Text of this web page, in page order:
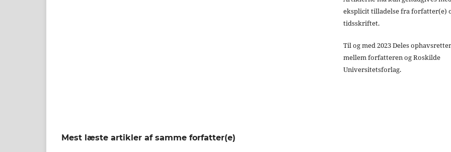
eksplicit tilladelse fra forfatter(e)
tidsskriftet.
Til og med 2023 Deles
mellem forfatteren og Roskilde
Universitetsforlag.
Mest læste artikler af samme forfatter(e)